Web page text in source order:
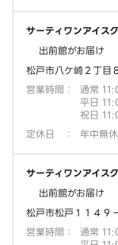
サーティワンアイス
出前館がお届け
松戸市八ケ崎２丁目
営業時間 ：
通常
平日
祝日
定休日
： 年中無休
サーティワンアイス
出前館がお届け
松戸市松戸１１４９
営業時間 ：
通常